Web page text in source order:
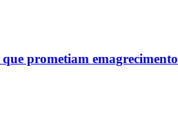
prometiam emagrecimento